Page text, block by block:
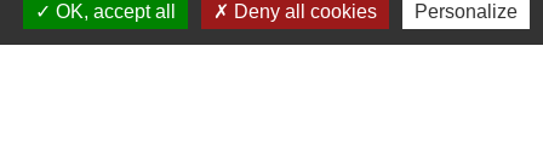
OK, accept all
Deny all cookies Personalize